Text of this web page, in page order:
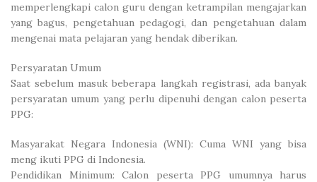
memperlengkapi calon guru dengan ketrampilan mengajarkan
yang bagus, pengetahuan pedagogi, dan pengetahuan dalam
mengenai mata pelajaran yang hendak diberikan.
Persyaratan Umum
Saat sebelum masuk beberapa langkah registrasi, ada banyak
persyaratan umum yang perlu dipenuhi dengan calon peserta
PPG:
Masyarakat Negara Indonesia (WNI): Cuma WNI yang bisa
meng ikuti PPG di Indonesia.
Pendidikan Minimum: Calon peserta PPG umumnya harus